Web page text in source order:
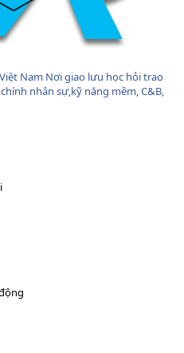
Nam Nơi giao lưu học hỏi trao
nhân sự,kỹ năng mềm, C&B,